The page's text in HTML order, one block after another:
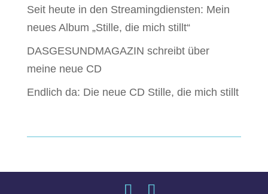
Seit heute in den Streamingdiensten: Mein
neues Album „Stille, die mich stillt“
DASGESUNDMAGAZIN schreibt über
meine neue CD
Endlich da: Die neue CD Stille, die mich stillt